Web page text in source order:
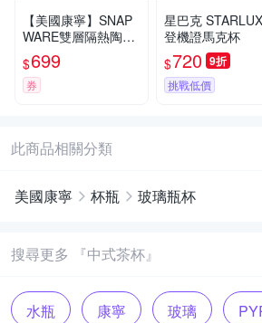
【美國康寧】SNAP
WARE雙層隔熱陶瓷
芯享杯400ml-四色可
選(辦公杯)-2入組
$699
券
星巴克
登機證馬克杯
$720 9折
挑戰低價
此商品相關分類
美國康寧 杯瓶 玻璃瓶杯
搜尋更多 『中式茶杯』
水瓶 康寧 玻璃